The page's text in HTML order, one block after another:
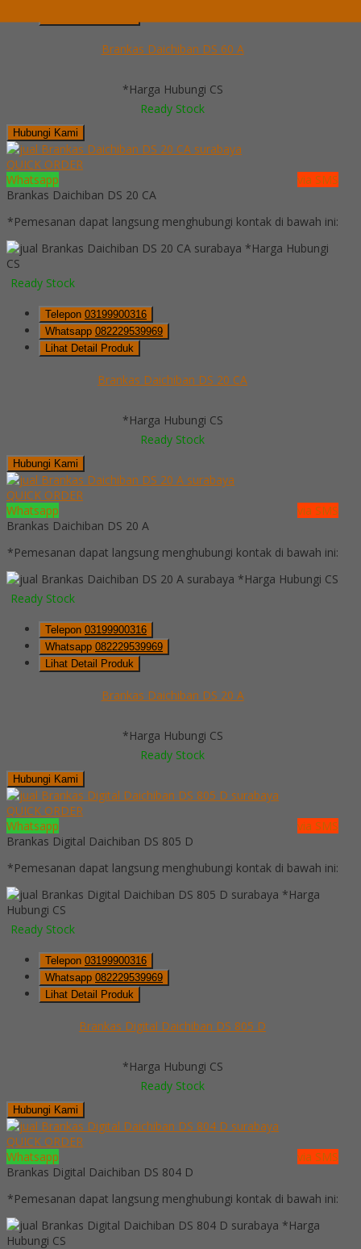
Brankas Daichiban DS 60 A
*Harga Hubungi CS
Ready Stock
Hubungi Kami
QUICK ORDER
Whatsapp
via SMS
Brankas Daichiban DS 20 CA
*Pemesanan dapat langsung menghubungi kontak di bawah ini:
*Harga Hubungi
CS
Ready Stock
Telepon 03199900316
Whatsapp 082229539969
Lihat Detail Produk
Brankas Daichiban DS 20 CA
*Harga Hubungi CS
Ready Stock
Hubungi Kami
QUICK ORDER
Whatsapp
via SMS
Brankas Daichiban DS 20 A
*Pemesanan dapat langsung menghubungi kontak di bawah ini:
*Harga Hubungi CS
Ready Stock
Telepon 03199900316
Whatsapp 082229539969
Lihat Detail Produk
Brankas Daichiban DS 20 A
*Harga Hubungi CS
Ready Stock
Hubungi Kami
QUICK ORDER
Whatsapp
via SMS
Brankas Digital Daichiban DS 805 D
*Pemesanan dapat langsung menghubungi kontak di bawah ini:
*Harga
Hubungi CS
Ready Stock
Telepon 03199900316
Whatsapp 082229539969
Lihat Detail Produk
Brankas Digital Daichiban DS 805 D
*Harga Hubungi CS
Ready Stock
Hubungi Kami
QUICK ORDER
Whatsapp
via SMS
Brankas Digital Daichiban DS 804 D
*Pemesanan dapat langsung menghubungi kontak di bawah ini:
*Harga
Hubungi CS